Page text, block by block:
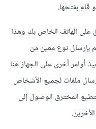
بفتحها.
على الهاتف الخاص بك وهذا
بإرسال نوع معين من
أوامر أخرى على الجهاز هنا
ملفات لجميع الأشخاص
المخترق الوصول إلى